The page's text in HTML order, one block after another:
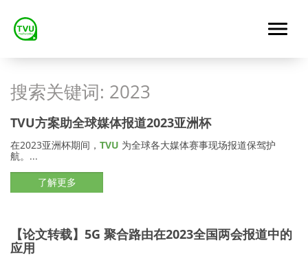
搜索关键词: 2023
TVU方案助全球媒体报道2023亚洲杯
在2023亚洲杯期间， TVU 为全球各大媒体赛事现场报道保驾护
航。...
了解更多
【论文转载】5G 聚合路由在2023全国两会报道中的
应用